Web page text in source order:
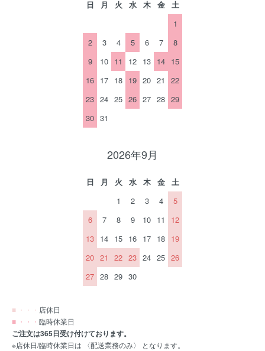
日 月 火 水 木 金
土
1
2
3 4 5 6 7
8
9
10 11 12 13 14 15
16 17 18 19 20 21
22
23 24 25 26 27 28 29
30 31
2026年9月
日 月 火 水 木 金
土
1
2 3 4
5
6
7 8 9 10 11
12
13 14 15 16 17 18 19
20 21 22 23 24 25 26
27 28 29 30
■ ・・・ 店休日
■ ・・・ 臨時休業日
ご注文は365日受け付けております。
※店休日/臨時休業日は 〈配送業務のみ〉 となります。